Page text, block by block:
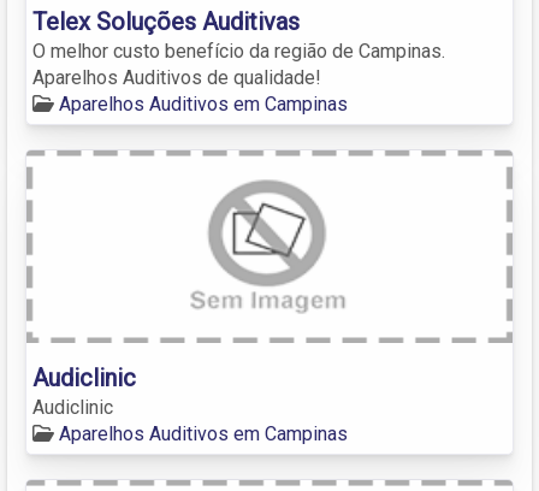
Telex Soluções Auditivas
O melhor custo benefício da região de Campinas.
Aparelhos Auditivos de qualidade!
Aparelhos Auditivos em Campinas
Audiclinic
Audiclinic
Aparelhos Auditivos em Campinas